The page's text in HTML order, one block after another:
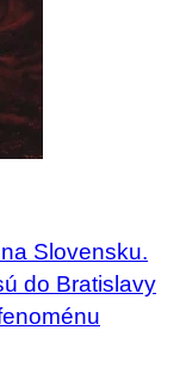
Slovensku.
do Bratislavy